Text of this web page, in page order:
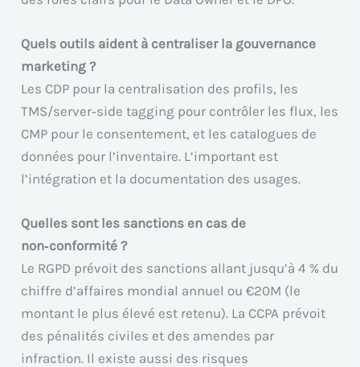
Quels outils aident à centraliser la gouvernance
marketing ?
Les CDP pour la centralisation des profils, les
TMS/server‑side tagging pour contrôler les flux, les
CMP pour le consentement, et les catalogues de
données pour l’inventaire. L’important est
l’intégration et la documentation des usages.
Quelles sont les sanctions en cas de
non‑conformité ?
Le RGPD prévoit des sanctions allant jusqu’à 4 % du
chiffre d’affaires mondial annuel ou €20M (le
montant le plus élevé est retenu). La CCPA prévoit
des pénalités civiles et des amendes par
infraction. Il existe aussi des risques